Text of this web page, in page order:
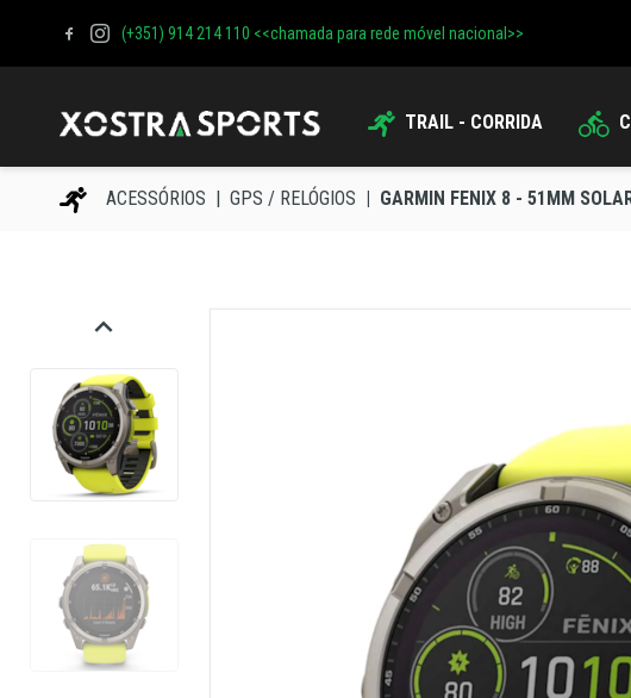
(+351) 914 214 110 <<chamada para rede móvel nacional>>
TRAIL - CORRIDA
ACESSÓRIOS GPS / RELÓGIOS GARMIN FENIX 8 - 51MM